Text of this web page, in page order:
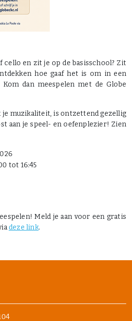
cello en zit je op de basisschool? Zit
hoe gaaf het is om in een
dan meespelen met de Globe
je muzikaliteit, is ontzettend gezellig
aan je speel- en oefenplezier! Zien
tot 16:45
Meld je aan voor een gratis
deze link.